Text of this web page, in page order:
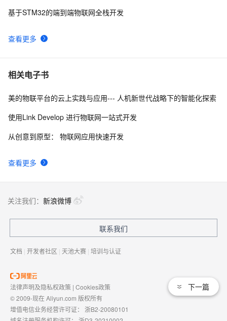
查看更多
基于STM32的端到端物联网全栈开发
相关电子书
查看更多
美的物联平台的云上实践与应用--- 人机新世代战略下的智能化探索
使用Link Develop 进行物联网一站式开发
从创意到原型： 物联网应用快速开发
下一篇
关注我们： 新浪微博
联系我们
文档 | 开发者社区 | 天池大赛 | 培训与认证
法律声明及隐私权政策 | Cookies政策
© 2009-现在 Aliyun.com 版权所有
增值电信业务经营许可证： 浙B2-20080101